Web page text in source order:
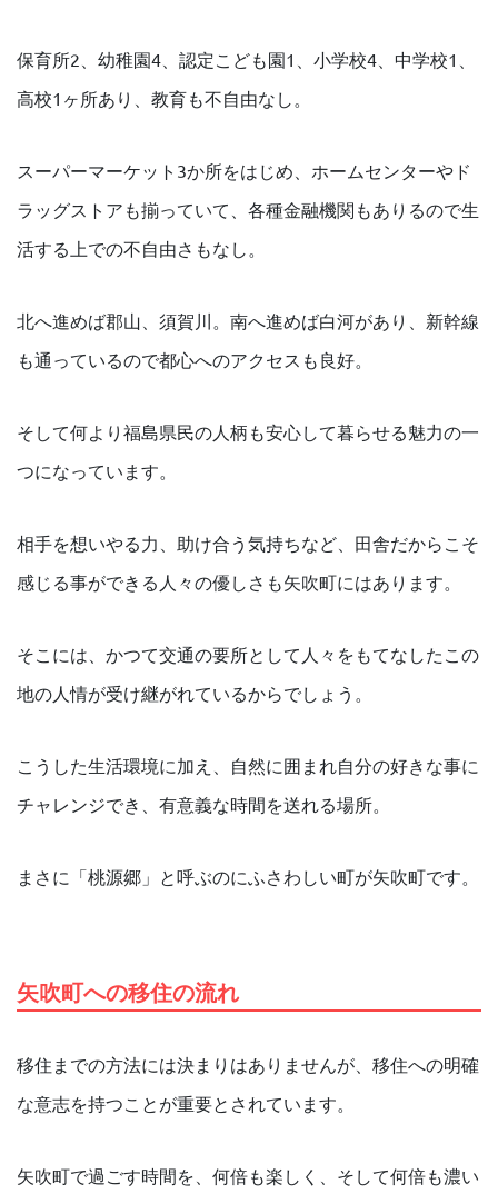
保育所2、幼稚園4、認定こども園1、小学校4、中学校1、
高校1ヶ所あり、教育も不自由なし。
スーパーマーケット3か所をはじめ、ホームセンターやド
ラッグストアも揃っていて、各種金融機関もありるので生
活する上での不自由さもなし。
北へ進めば郡山、須賀川。南へ進めば白河があり、新幹線
も通っているので都心へのアクセスも良好。
そして何より福島県民の人柄も安心して暮らせる魅力の一
つになっています。
相手を想いやる力、助け合う気持ちなど、田舎だからこそ
感じる事ができる人々の優しさも矢吹町にはあります。
そこには、かつて交通の要所として人々をもてなしたこの
地の人情が受け継がれているからでしょう。
こうした生活環境に加え、自然に囲まれ自分の好きな事に
チャレンジでき、有意義な時間を送れる場所。
まさに「桃源郷」と呼ぶのにふさわしい町が矢吹町です。
矢吹町への移住の流れ
移住までの方法には決まりはありませんが、移住への明確
な意志を持つことが重要とされています。
矢吹町で過ごす時間を、何倍も楽しく、そして何倍も濃い